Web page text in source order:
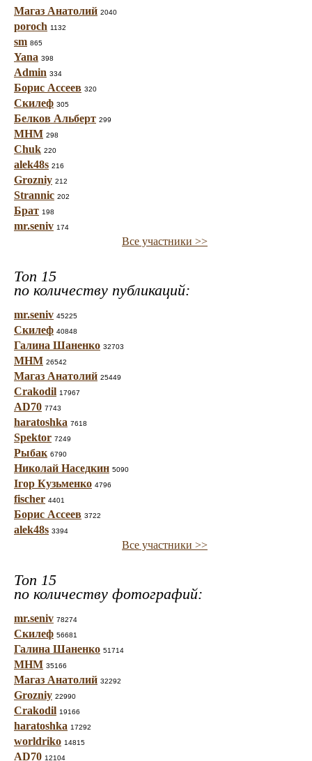
Магаз Анатолий 2040
poroch 1132
sm 865
Yana 398
Admin 334
Борис Ассеев 320
Скилеф 305
Белков Альберт 299
МНМ 298
Chuk 220
alek48s 216
Grozniy 212
Strannic 202
Брат 198
mr.seniv 174
Все участники >>
Топ 15
по количеству публикаций:
mr.seniv 45225
Скилеф 40848
Галина Шаненко 32703
МНМ 26542
Магаз Анатолий 25449
Crakodil 17967
AD70 7743
haratoshka 7618
Spektor 7249
Рыбак 6790
Николай Наседкин 5090
Ігор Кузьменко 4796
fischer 4401
Борис Ассеев 3722
alek48s 3394
Все участники >>
Топ 15
по количеству фотографий:
mr.seniv 78274
Скилеф 56681
Галина Шаненко 51714
МНМ 35166
Магаз Анатолий 32292
Grozniy 22990
Crakodil 19166
haratoshka 17292
worldriko 14815
AD70 12104